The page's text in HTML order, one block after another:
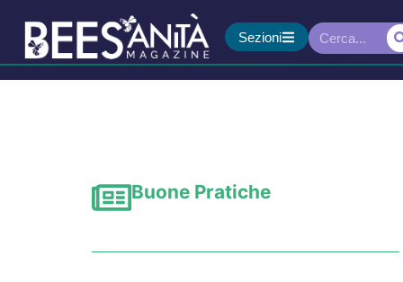
Sezioni
Buone Pratiche